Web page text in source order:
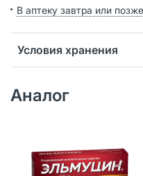
В аптеку завтра или позже
Условия хранения
Аналог